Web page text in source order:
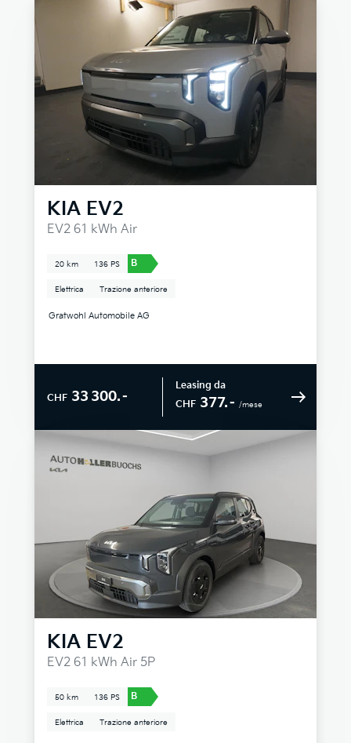
KIA EV2
EV2 61 kWh Air
20 km 136 PS B
Elettrica Trazione anteriore
Gratwohl Automobile AG
CHF 33 300.–
Leasing da
CHF 377.– /mese
KIA EV2
EV2 61 kWh Air 5P
50 km 136 PS B
Elettrica Trazione anteriore